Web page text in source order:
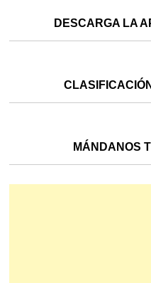
DESCARGA LA
MÁNDANOS